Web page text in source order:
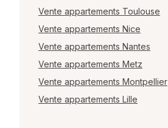
Vente appartements Toulouse
Vente appartements Nice
Vente appartements Nantes
Vente appartements Metz
Vente appartements Montpellier
Vente appartements Lille